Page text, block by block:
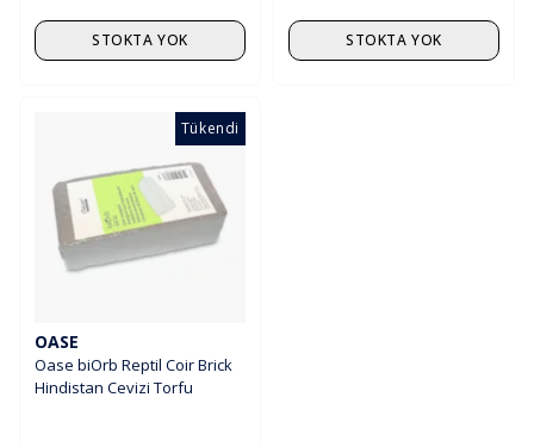
STOKTA YOK STOKTA YOK
Tükendi
OASE
Oase biOrb Reptil Coir Brick
Hindistan Cevizi Torfu